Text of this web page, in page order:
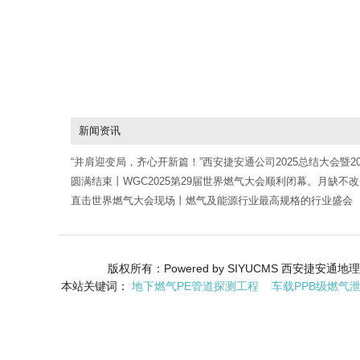
新闻资讯
“并肩迎变局，齐心开新篇！”西安捷安通公司2025总结大会暨
年会
圆满结束丨WGC2025第29届世界燃气大会顺利闭幕。月缺不
剑折不改刚；持续努力加大创新，积极探索行业未来
直击世界燃气大会现场丨燃气及能源行业最高规格的行业盛会
版权所有：Powered by SIYUCMS 西安捷安通地
本站关键词： 地下燃气PE管道探测工程 车载PPB级燃气